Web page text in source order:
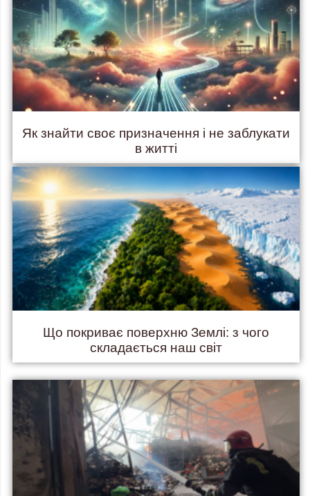
Як знайти своє призначення і не заблукати
в житті
Що покриває поверхню Землі: з чого
складається наш світ